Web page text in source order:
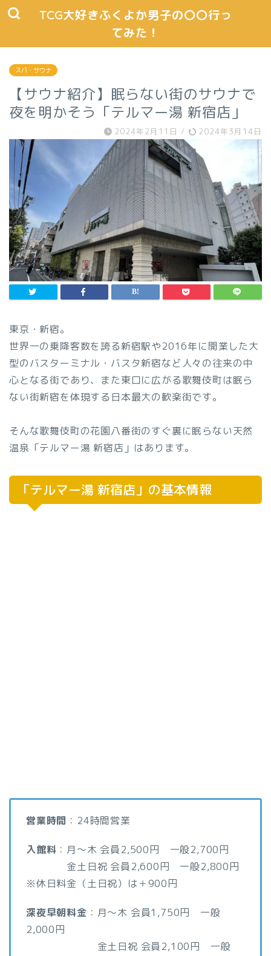
TCG大好きふくよか男子の〇〇行っ
てみた！
スパ・サウナ
【サウナ紹介】眠らない街のサウナで
夜を明かそう「テルマー湯 新宿店」
2024年2月11日 / 2024年3月14日
東京・新宿。
世界一の乗降客数を誇る新宿駅や2016年に開業した大
型のバスターミナル・バスタ新宿など人々の往来の中
心となる街であり、また東口に広がる歌舞伎町は眠ら
ない街新宿を体現する日本最大の歓楽街です。
そんな歌舞伎町の花園八番街のすぐ裏に眠らない天然
温泉「テルマー湯 新宿店」はあります。
「テルマー湯 新宿店」の基本情報
営業時間 ：24時間営業
入館料 ：月～木 会員2,500円 一般2,700円
金土日祝 会員2,600円 一般2,800円
※休日料金（土日祝）は＋900円
深夜早朝料金 ：月～木 会員1,750円 一般
2,000円
金土日祝 会員2,100円 一般